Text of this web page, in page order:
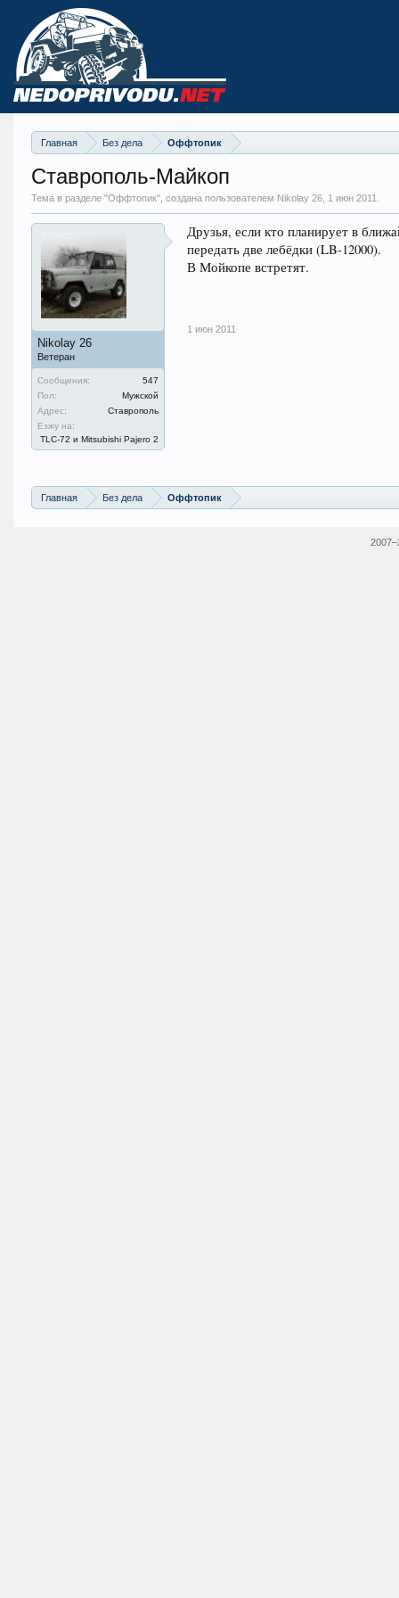
Главная Без дела Оффтопик
Ставрополь-Майкоп
Тема в разделе "Оффтопик", создана пользователем Nikolay 26, 1 июн 2011
Nikolay 26
Ветеран
Сообщения:
547
Пол:
Мужской
Адрес:
Ставрополь
Езжу на:
TLC-72 и Mitsubishi Pajero 2
Друзья, если кто планирует в
передать две лебёдки (LB-12000).
В Мойкопе встретят.
1 июн 2011
Главная Без дела Оффтопик
2007–